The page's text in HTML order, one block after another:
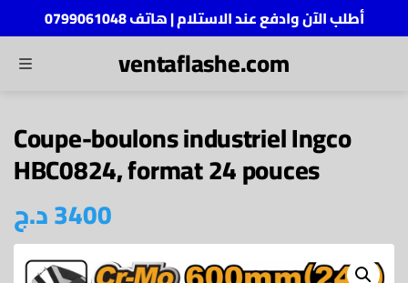
أطلب الآن وادفع عند الاستلام | هاتف 0799061048
MENU ventaflashe.com
Coupe-boulons industriel Ingco
HBC0824, format 24 pouces
3400د.ج